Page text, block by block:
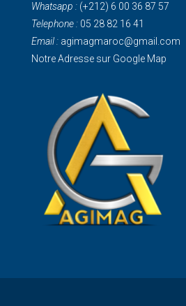
Whatsapp : (+212) 6 00 36 87 57
Telephone : 05 28 82 16 41
Email : agimagmaroc@gmail.com
Notre Adresse sur Google Map